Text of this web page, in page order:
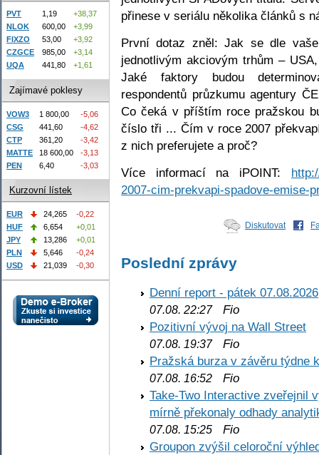
přinese v seriálu několika článků s
První dotaz zněl: Jak se dle
jednotlivým akciovým trhům –
Jaké faktory budou
respondentů průzkumu agentury
Co čeká v příštím roce pražskou
číslo tři ... Čím v roce 2007
z nich preferujete a proč?
Více informací na iPOINT:
2007-cim-prekvapi-spadove-emise-
Diskutovat
Poslední zprávy
Denní report - pátek 07.08.2026
07.08. 22:27Fio
Pozitivní vývoj na Wall Street
07.08. 19:37Fio
Pražská burza v závěru týdne
07.08. 16:52 Fio
Take-Two Interactive zveřejnil
mírně překonaly odhady
07.08. 15:25 Fio
Groupon zvýšil celoroční
PVT 1,19
+38,37
NLOK
600,00
+3,99
FIXZO
53,00
+3,92
CZGCE
985,00
+3,14
UQA
441,80 +1,61
Zajímavé poklesy
VOW3 1 800,00
-5,06
CSG
441,60
-4,62
CTP
361,20
-3,42
MATTE
18 600,00
-3,13
PEN
6,40 -3,03
Kurzovní lístek
EUR 24,265
-0,22
HUF
6,654
+0,01
JPY
13,286
+0,01
PLN
5,646
-0,24
USD
21,039 -0,30